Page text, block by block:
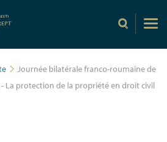
Journée bilatérale franco-roumaine de
- La protection de la propriété en droit civil